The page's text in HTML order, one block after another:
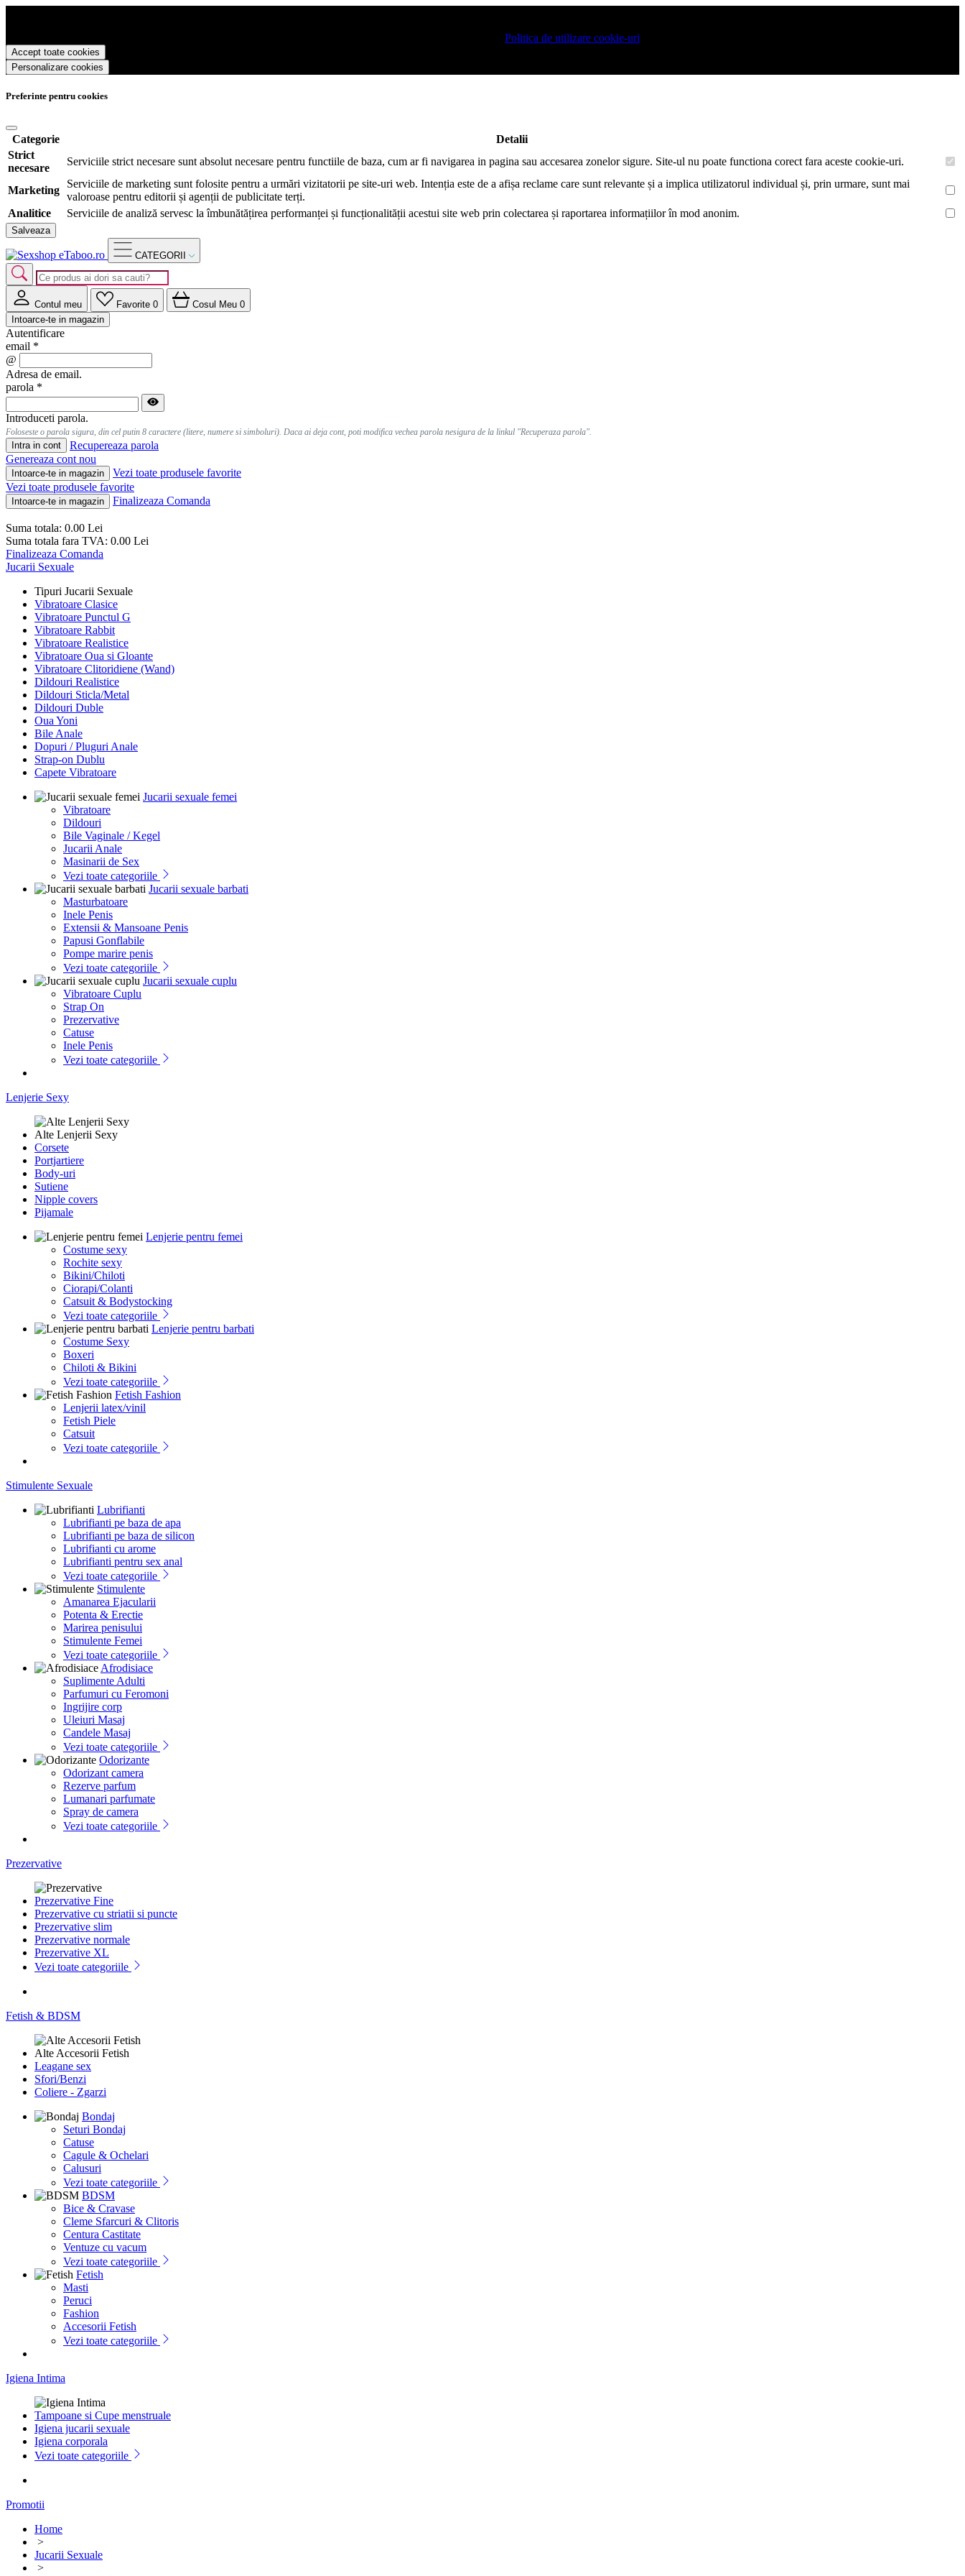
Politica de utilizare cookie-uri
Accept toate cookies
Personalizare cookies
Preferinte pentru cookies
Categorie
Detalii
Strict
necesare
Serviciile strict necesare sunt absolut necesare pentru functiile de baza, cum ar fi navigarea in pagina sau accesarea zonelor sigure. Site-ul nu poate functiona corect fara aceste cookie-uri.
Marketing
Serviciile de marketing sunt folosite pentru a urmări vizitatorii pe site-uri web. Intenția este de a afișa reclame care sunt relevante și a implica utilizatorul individual și, prin urmare, sunt mai
valoroase pentru editorii și agenții de publicitate terți.
Analitice
Serviciile de analiză servesc la îmbunătățirea performanței și funcționalității acestui site web prin colectarea și raportarea informațiilor în mod anonim.
Salveaza
CATEGORII
Contul meu Favorite 0 Cosul Meu 0
Intoarce-te in magazin
Autentificare
email *
@
Adresa de email.
parola *
Introduceti parola.
Foloseste o parola sigura, din cel putin 8 caractere (litere, numere si simboluri). Daca ai deja cont, poti modifica vechea parola nesigura de la linkul "Recuperaza parola".
Intra in cont
Recupereaza parola
Genereaza cont nou
Intoarce-te in magazin
Vezi toate produsele favorite
Vezi toate produsele favorite
Intoarce-te in magazin Finalizeaza Comanda
Suma totala: 0.00 Lei
Suma totala fara TVA: 0.00 Lei
Finalizeaza Comanda
Jucarii Sexuale
Tipuri Jucarii Sexuale
Vibratoare Clasice
Vibratoare Punctul G
Vibratoare Rabbit
Vibratoare Realistice
Vibratoare Oua si Gloante
Vibratoare Clitoridiene (Wand)
Dildouri Realistice
Dildouri Sticla/Metal
Dildouri Duble
Oua Yoni
Bile Anale
Dopuri / Pluguri Anale
Strap-on Dublu
Capete Vibratoare
Jucarii sexuale femei
Vibratoare
Dildouri
Bile Vaginale / Kegel
Jucarii Anale
Masinarii de Sex
Vezi toate categoriile
Jucarii sexuale barbati
Masturbatoare
Inele Penis
Extensii & Mansoane Penis
Papusi Gonflabile
Pompe marire penis
Vezi toate categoriile
Jucarii sexuale cuplu
Vibratoare Cuplu
Strap On
Prezervative
Catuse
Inele Penis
Vezi toate categoriile
Lenjerie Sexy
Alte Lenjerii Sexy
Corsete
Portjartiere
Body-uri
Sutiene
Nipple covers
Pijamale
Lenjerie pentru femei
Costume sexy
Rochite sexy
Bikini/Chiloti
Ciorapi/Colanti
Catsuit & Bodystocking
Vezi toate categoriile
Lenjerie pentru barbati
Costume Sexy
Boxeri
Chiloti & Bikini
Vezi toate categoriile
Fetish Fashion
Lenjerii latex/vinil
Fetish Piele
Catsuit
Vezi toate categoriile
Stimulente Sexuale
Lubrifianti
Lubrifianti pe baza de apa
Lubrifianti pe baza de silicon
Lubrifianti cu arome
Lubrifianti pentru sex anal
Vezi toate categoriile
Stimulente
Amanarea Ejacularii
Potenta & Erectie
Marirea penisului
Stimulente Femei
Vezi toate categoriile
Afrodisiace
Suplimente Adulti
Parfumuri cu Feromoni
Ingrijire corp
Uleiuri Masaj
Candele Masaj
Vezi toate categoriile
Odorizante
Odorizant camera
Rezerve parfum
Lumanari parfumate
Spray de camera
Vezi toate categoriile
Prezervative
Prezervative Fine
Prezervative cu striatii si puncte
Prezervative slim
Prezervative normale
Prezervative XL
Vezi toate categoriile
Fetish & BDSM
Alte Accesorii Fetish
Leagane sex
Sfori/Benzi
Coliere - Zgarzi
Bondaj
Seturi Bondaj
Catuse
Cagule & Ochelari
Calusuri
Vezi toate categoriile
BDSM
Bice & Cravase
Cleme Sfarcuri & Clitoris
Centura Castitate
Ventuze cu vacum
Vezi toate categoriile
Fetish
Masti
Peruci
Fashion
Accesorii Fetish
Vezi toate categoriile
Igiena Intima
Tampoane si Cupe menstruale
Igiena jucarii sexuale
Igiena corporala
Vezi toate categoriile
Promotii
Home
>
Jucarii Sexuale
>